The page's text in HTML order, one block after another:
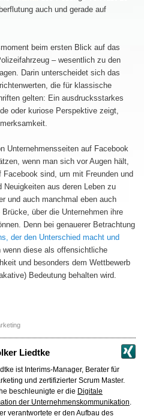
auch und gerade auf
beim ersten Blick auf das
– wesentlich zu den
Darin unterscheidet sich das
die für klassische
gelten: Ein ausdrucksstarkes
oder kuriose Perspektive zeigt,
Unternehmensseiten auf Facebook
wenn man sich vor Augen hält,
sind, um mit Freunden und
Neuigkeiten aus deren Leben zu
und auch manchmal eben auch
über die Unternehmen ihre
Denn bei genauerer Betrachtung
der den Unterschied macht und
wenn diese als offensichtliche
und besonders dem Wettbewerb
Bedeutung behalten wird.
Liedtke
ist Interims-Manager, Berater für
und zertifizierter Scrum Master.
beschleunigte er die Digitale
der Unternehmenskommunikation.
verantwortete er den Aufbau des